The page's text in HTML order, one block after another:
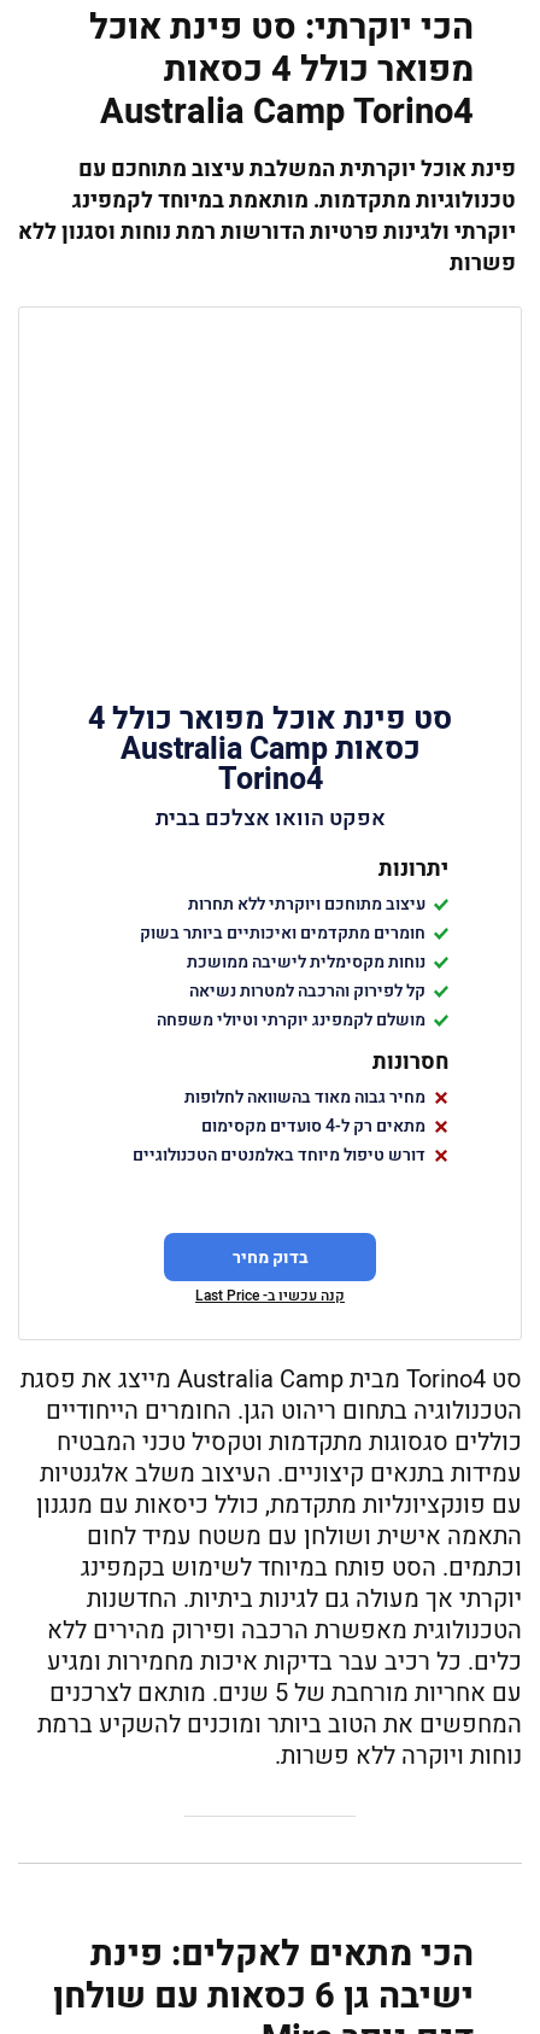
הכי יוקרתי: סט פינת אוכל
מפואר כולל 4 כסאות
Australia Camp Torino4
פינת אוכל יוקרתית המשלבת עיצוב מתוחכם עם
טכנולוגיות מתקדמות. מותאמת במיוחד לקמפינג
יוקרתי ולגינות פרטיות הדורשות רמת נוחות וסגנון ללא
פשרות
סט פינת אוכל מפואר כולל 4
כסאות Australia Camp
Torino4
אפקט הוואו אצלכם בבית
יתרונות
עיצוב מתוחכם ויוקרתי ללא תחרות
חומרים מתקדמים ואיכותיים ביותר בשוק
נוחות מקסימלית לישיבה ממושכת
קל לפירוק והרכבה למטרות נשיאה
מושלם לקמפינג יוקרתי וטיולי משפחה
חסרונות
מחיר גבוה מאוד בהשוואה לחלופות
מתאים רק ל-4 סועדים מקסימום
דורש טיפול מיוחד באלמנטים הטכנולוגיים
בדוק מחיר
קנה עכשיו ב- Last Price
סט Torino4 מבית Australia Camp מייצג את פסגת
הטכנולוגיה בתחום ריהוט הגן. החומרים הייחודיים
כוללים סגסוגות מתקדמות וטקסיל טכני המבטיח
עמידות בתנאים קיצוניים. העיצוב משלב אלגנטיות
עם פונקציונליות מתקדמת, כולל כיסאות עם מנגנון
התאמה אישית ושולחן עם משטח עמיד לחום
וכתמים. הסט פותח במיוחד לשימוש בקמפינג
יוקרתי אך מעולה גם לגינות ביתיות. החדשנות
הטכנולוגית מאפשרת הרכבה ופירוק מהירים ללא
כלים. כל רכיב עבר בדיקות איכות מחמירות ומגיע
עם אחריות מורחבת של 5 שנים. מותאם לצרכנים
המחפשים את הטוב ביותר ומוכנים להשקיע ברמת
נוחות ויוקרה ללא פשרות.
הכי מתאים לאקלים: פינת
ישיבה גן 6 כסאות עם שולחן